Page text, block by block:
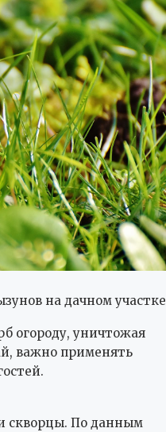
на дачном участке
огороду, уничтожая
важно применять
скворцы. По данным